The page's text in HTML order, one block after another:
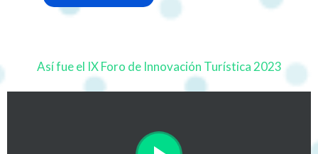
Así fue el IX Foro de Innovación Turística 2023